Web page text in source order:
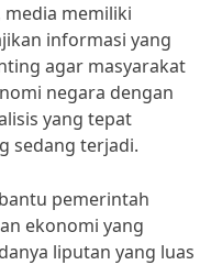
memiliki
informasi yang
agar masyarakat
negara dengan
yang tepat
sedang terjadi.
pemerintah
ekonomi yang
liputan yang luas